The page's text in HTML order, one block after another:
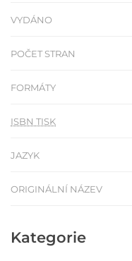
VYDÁNO
POČET STRAN
FORMÁTY
ISBN TISK
JAZYK
ORIGINÁLNÍ NÁZEV
Kategorie